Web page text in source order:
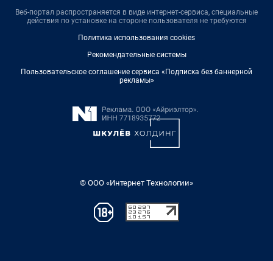
Веб-портал распространяется в виде интернет-сервиса, специальные
действия по установке на стороне пользователя не требуются
Политика использования cookies
Рекомендательные системы
Пользовательское соглашение сервиса «Подписка без баннерной
рекламы»
© ООО «Интернет Технологии»